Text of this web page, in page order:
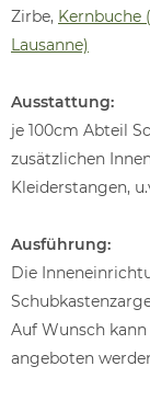
Zirbe, Kernbuche
Lausanne)
Ausstattung:
je 100cm Abteil
zusätzlichen
Kleiderstangen,
Ausführung:
Die
Auf Wunsch
angeboten